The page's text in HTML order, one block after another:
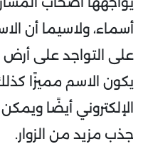
أسماء، ولاسيما أن
على التواجد على
يكون الاسم مميزًا
الإلكتروني أيضًا
جذب مزيد من الزوار.